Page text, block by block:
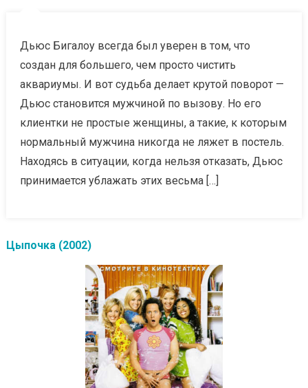
Дьюс Бигалоу всегда был уверен в том, что
создан для большего, чем просто чистить
аквариумы. И вот судьба делает крутой поворот —
Дьюс становится мужчиной по вызову. Но его
клиентки не простые женщины, а такие, к которым
нормальный мужчина никогда не ляжет в постель.
Находясь в ситуации, когда нельзя отказать, Дьюс
принимается ублажать этих весьма […]
Цыпочка (2002)